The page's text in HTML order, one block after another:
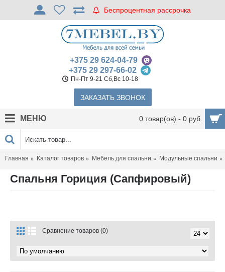
Беспроцентная рассрочка
+375 29 624-04-79
+375 29 297-66-02
Пн-Пт 9-21 Сб,Вс 10-18
ЗАКАЗАТЬ ЗВОНОК
0 товар(ов) - 0 руб.
МЕНЮ
Главная Каталог товаров Мебель для спальни Модульные спальни
Спальня Гориция (Сапфировый)
Сравнение товаров (0)